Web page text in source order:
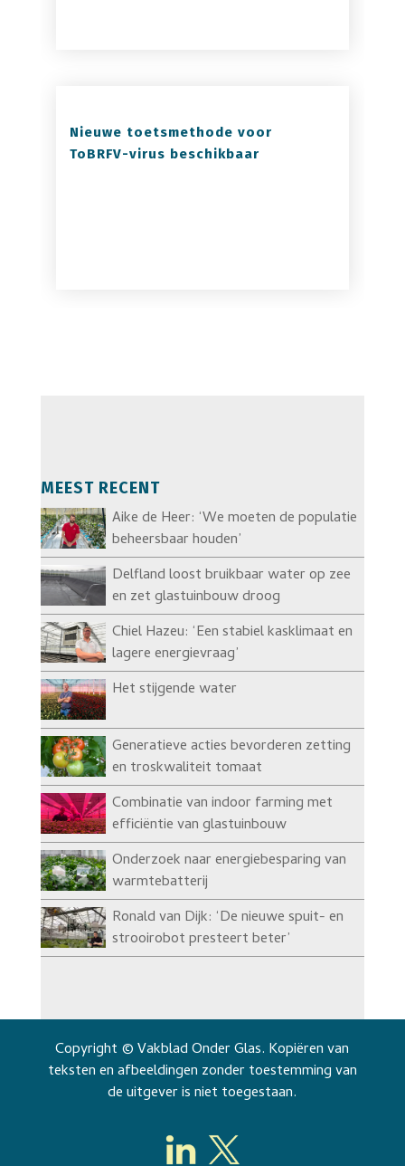
Nieuwe toetsmethode voor
ToBRFV-virus beschikbaar
MEEST RECENT
Aike de Heer: ‘We moeten de populatie
beheersbaar houden’
Delfland loost bruikbaar water op zee
en zet glastuinbouw droog
Chiel Hazeu: ‘Een stabiel kasklimaat en
lagere energievraag’
Het stijgende water
Generatieve acties bevorderen zetting
en troskwaliteit tomaat
Combinatie van indoor farming met
efficiëntie van glastuinbouw
Onderzoek naar energiebesparing van
warmtebatterij
Ronald van Dijk: ‘De nieuwe spuit- en
strooirobot presteert beter’
Copyright © Vakblad Onder Glas. Kopiëren van
teksten en afbeeldingen zonder toestemming van
de uitgever is niet toegestaan.